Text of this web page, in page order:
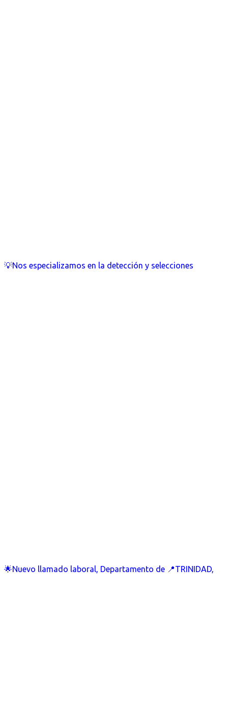
💡Nos especializamos en la detección y selecciones
🌟Nuevo llamado laboral, Departamento de 📍TRINIDAD,